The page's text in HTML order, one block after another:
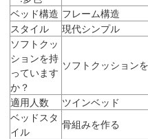
ベッド構造 フレーム構造
スタイル
現代シンプル
ソフトクッ
ションを持
っています
か？
ソフトクッション
適用人数
ツインベッド
ベッドスタ
イル
骨組みを作る